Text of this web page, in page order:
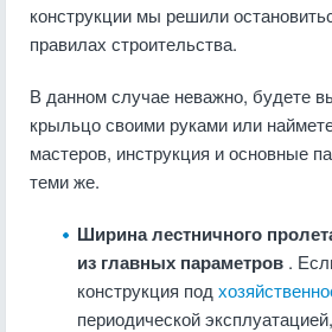
конструкции мы решили
правилах строительства.
В данном случае неважно, будете
крыльцо своими руками или
мастеров, инструкция и основные
теми же.
Ширина лестничного
из главных параметров .
конструкция под
периодической